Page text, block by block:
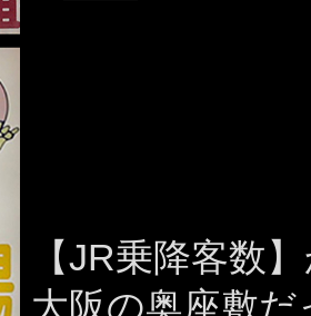
【JR乗降客数
大阪の奥座敷だ